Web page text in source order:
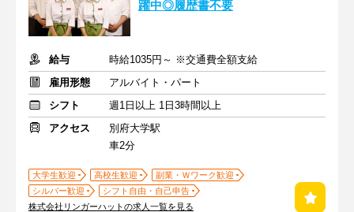
躍中◎履歴書不要
給与
時給1035円～ ※交通費全額支給
雇用形態
アルバイト・パート
シフト
週1日以上 1日3時間以上
アクセス
別府大学駅
車2分
大学生歓迎 高校生歓迎
副業・Ｗワーク歓迎
シルバー歓迎
シフト自由・自己申告
株式会社リンガーハットの求人一覧を見る